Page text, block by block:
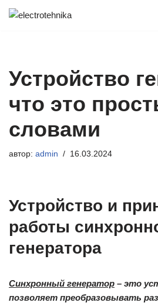
Устройство
что это
словами
автор: admin 16.03.2024
Устройство и
работы
генератора
Синхронный генератор – это
позволяет преобразовывать